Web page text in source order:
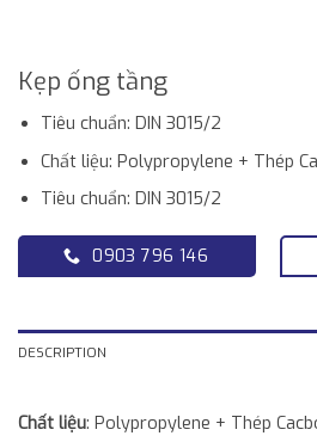
Kẹp ống tầng
Tiêu chuẩn: DIN 3015/2
Chất liệu: Polypropylene + Thép
Tiêu chuẩn: DIN 3015/2
0903 796 146
DESCRIPTION
Chất liệu: Polypropylene + Thép